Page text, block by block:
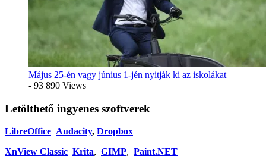
Május 25-én vagy június 1-jén nyitják ki az iskolákat
- 93 890 Views
Letölthető ingyenes szoftverek
LibreOffice Audacity, Dropbox
XnView Classic Krita, GIMP, Paint.NET